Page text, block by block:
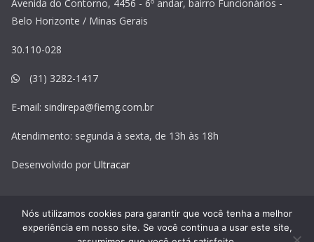
Avenida do Contorno, 4456 - 6º andar, bairro Funcionários -
Belo Horizonte / Minas Gerais
30.110-028
(31) 3282-1417
E-mail: sindirepa@fiemg.com.br
Atendimento: segunda à sexta, de 13h às 18h
Desenvolvido por Ultracar
Nós utilizamos cookies para garantir que você tenha a melhor
experiência em nosso site. Se você continua a usar este site,